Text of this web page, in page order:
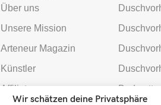
Über uns
Unsere Mission
Arteneur Magazin
Künstler
Affiliate
Markenbotschafter
Badmatten
Wir schätzen deine Privatsphäre